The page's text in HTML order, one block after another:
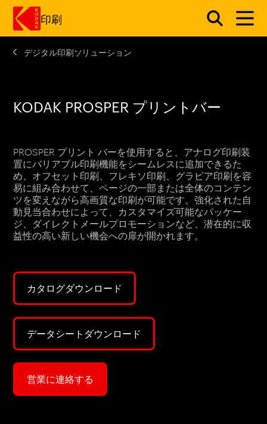
印刷
デジタル印刷ソリューション
KODAK PROSPER プリントバー
PROSPER プリント バーを使用すると、アナログ印刷装
置にバリアブル印刷機能をシームレスに追加できるた
め、オフセット印刷、フレキソ印刷、グラビア印刷を容
易に組み合わせて、ページの一部または全体のコンテン
ツを変えながら高画質な印刷が可能です。強化された自
動見当合わせによって、カスタマイズ可能なパッケー
ジ、ダイレクトメールプロモーションなど、潜在的に収
益性の高い新しい機会への扉が開かれます。
カタログダウンロード
データシートダウンロード
営業に連絡する